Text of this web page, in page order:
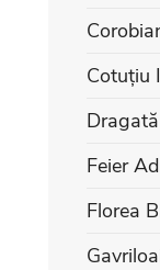
Cotuțiu
Feier
Florea